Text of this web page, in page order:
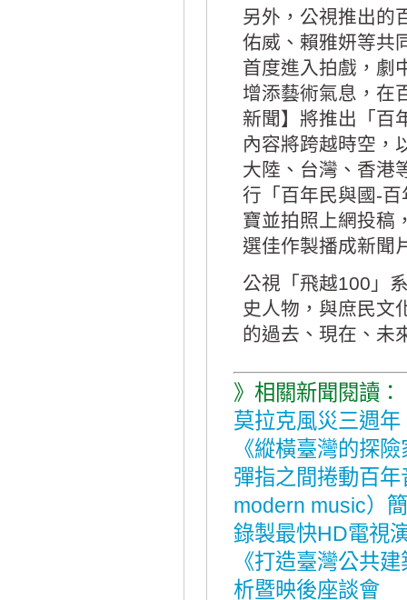
另外，公視推出的
佑威、賴雅妍等共
首度進入拍戲，劇
增添藝術氣息，在
新聞】將推出「百
內容將跨越時空，
大陸、台灣、香港
行「百年民與國-
寶並拍照上網投稿
選佳作製播成新聞
公視「飛越100」
史人物，與庶民文
的過去、現在、未
》相關新聞閱讀：
莫拉克風災三週
《縱橫臺灣的探
彈指之間捲動百
modern music）
錄製最快HD電視
《打造臺灣公共
析暨映後座談會